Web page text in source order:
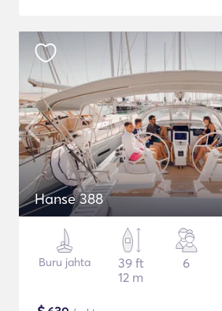
Hanse 388
Buru jahta
39 ft
12 m
6